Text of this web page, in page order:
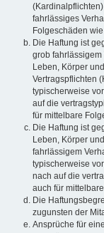
fahrlässiges
Folgeschäden
Die Haftung ist
grob
Leben, Körper
Vertragspflichten
typischerweise
auf die
für mittelbare
Die Haftung ist
Leben, Körper
fahrlässigem
typischerweise
nach auf die
auch für
Die
zugunsten der
Ansprüche für